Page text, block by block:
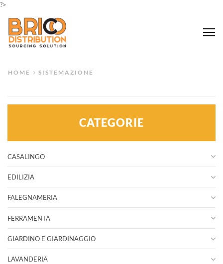
?>
HOME SISTEMAZIONE
CATEGORIE
CASALINGO
EDILIZIA
FALEGNAMERIA
FERRAMENTA
GIARDINO E GIARDINAGGIO
LAVANDERIA